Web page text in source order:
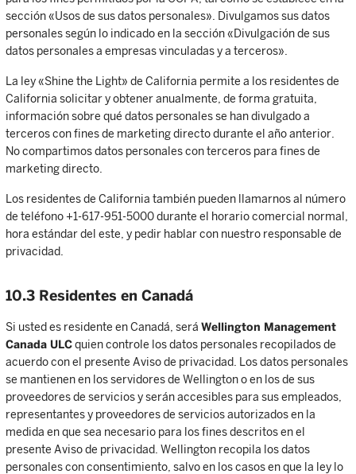
sección «Usos de sus datos personales». Divulgamos sus datos
personales según lo indicado en la sección «Divulgación de sus
datos personales a empresas vinculadas y a terceros».
La ley «Shine the Light» de California permite a los residentes de
California solicitar y obtener anualmente, de forma gratuita,
información sobre qué datos personales se han divulgado a
terceros con fines de marketing directo durante el año anterior.
No compartimos datos personales con terceros para fines de
marketing directo.
Los residentes de California también pueden llamarnos al número
de teléfono +1-617-951-5000 durante el horario comercial normal,
hora estándar del este, y pedir hablar con nuestro responsable de
privacidad.
10.3 Residentes en Canadá
Si usted es residente en Canadá, será Wellington Management
Canada ULCquien controle los datos personales recopilados de
acuerdo con el presente Aviso de privacidad. Los datos personales
se mantienen en los servidores de Wellington o en los de sus
proveedores de servicios y serán accesibles para sus empleados,
representantes y proveedores de servicios autorizados en la
medida en que sea necesario para los fines descritos en el
presente Aviso de privacidad. Wellington recopila los datos
personales con consentimiento, salvo en los casos en que la ley lo